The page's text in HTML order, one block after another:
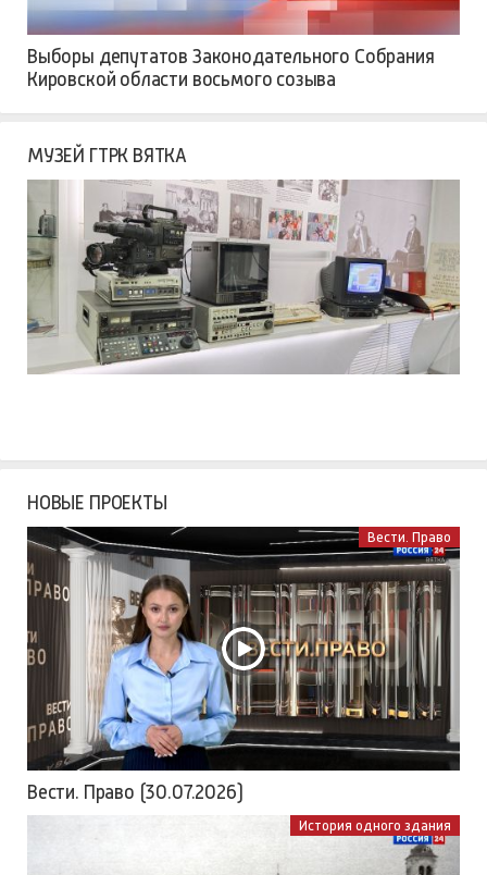
Выборы депутатов Законодательного Собрания
Кировской области восьмого созыва
МУЗЕЙ ГТРК ВЯТКА
НОВЫЕ ПРОЕКТЫ
Вести. Право
Вести. Право (30.07.2026)
История одного здания